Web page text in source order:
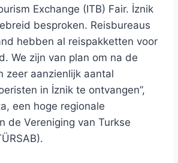
Exchange (ITB) Fair. İznik
besproken. Reisbureaus
hebben al reispakketten voor
We zijn van plan om na de
zeer aanzienlijk aantal
in İznik te ontvangen”,
een hoge regionale
de Vereniging van Turkse